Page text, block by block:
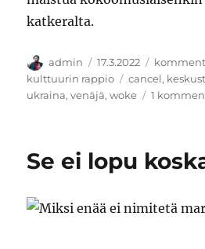
katkeralta.
Kirjoittaja
admin Julkaistu
17.3.2022
kulttuurin rappio
Avainsanat
cancel,
ukraina,venäjä,woke 1
Se ei lopu